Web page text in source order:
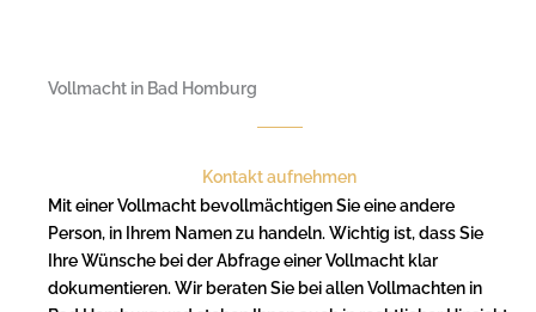
Vollmacht in Bad Homburg
Kontakt aufnehmen
Mit einer Vollmacht bevollmächtigen Sie eine andere
Person, in Ihrem Namen zu handeln. Wichtig ist, dass Sie
Ihre Wünsche bei der Abfrage einer Vollmacht klar
dokumentieren. Wir beraten Sie bei allen Vollmachten in